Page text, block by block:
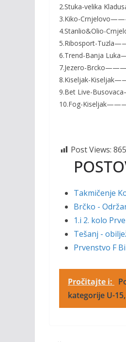
2.Stuka-velika
3.Kiko-
4.Stanlio&Olio-
5.Ribosport-
6.Trend-Banja
7.Jezero-
8.Kiseljak-
9.Bet Live-
10.Fog-
Post Views: 865
Takmičenje
Brčko -
1.i 2. kolo
Tešanj -
Prvenstvo F
Pročitajte i:
kategorije U-